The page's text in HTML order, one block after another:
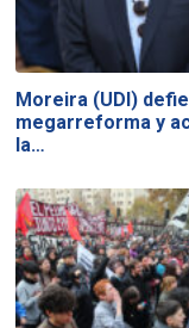
Moreira (UDI)
megarreforma y
la…